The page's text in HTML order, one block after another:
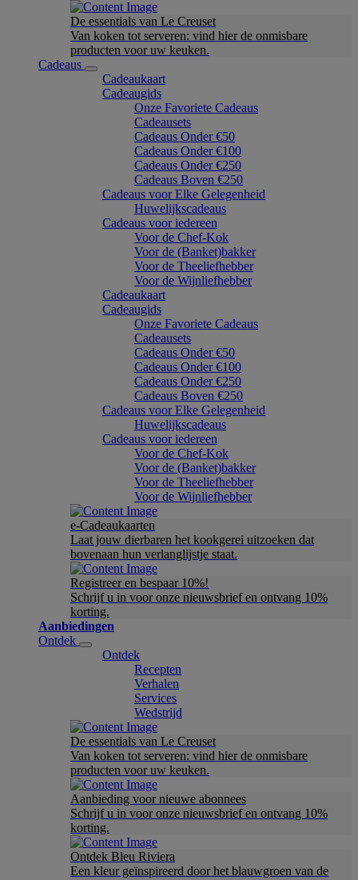
De essentials van Le Creuset
Van koken tot serveren: vind hier de onmisbare
producten voor uw keuken.
Cadeaus
Cadeaukaart
Cadeaugids
Onze Favoriete Cadeaus
Cadeausets
Cadeaus Onder €50
Cadeaus Onder €100
Cadeaus Onder €250
Cadeaus Boven €250
Cadeaus voor Elke Gelegenheid
Huwelijkscadeaus
Cadeaus voor iedereen
Voor de Chef-Kok
Voor de (Banket)bakker
Voor de Theeliefhebber
Voor de Wijnliefhebber
Cadeaukaart
Cadeaugids
Onze Favoriete Cadeaus
Cadeausets
Cadeaus Onder €50
Cadeaus Onder €100
Cadeaus Onder €250
Cadeaus Boven €250
Cadeaus voor Elke Gelegenheid
Huwelijkscadeaus
Cadeaus voor iedereen
Voor de Chef-Kok
Voor de (Banket)bakker
Voor de Theeliefhebber
Voor de Wijnliefhebber
e-Cadeaukaarten
Laat jouw dierbaren het kookgerei uitzoeken dat
bovenaan hun verlanglijstje staat.
Registreer en bespaar 10%!
Schrijf u in voor onze nieuwsbrief en ontvang 10%
korting.
Aanbiedingen
Ontdek
Ontdek
Recepten
Verhalen
Services
Wedstrijd
De essentials van Le Creuset
Van koken tot serveren: vind hier de onmisbare
producten voor uw keuken.
Aanbieding voor nieuwe abonnees
Schrijf u in voor onze nieuwsbrief en ontvang 10%
korting.
Ontdek Bleu Riviera
Een kleur geïnspireerd door het blauwgroen van de